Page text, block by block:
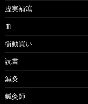
虚実補瀉
血
衝動買い
読書
鍼灸
鍼灸師